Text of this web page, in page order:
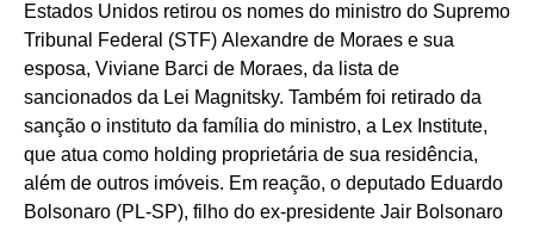
Estados Unidos retirou os nomes do ministro do Supremo
Tribunal Federal (STF) Alexandre de Moraes e sua
esposa, Viviane Barci de Moraes, da lista de
sancionados da Lei Magnitsky. Também foi retirado da
sanção o instituto da família do ministro, a Lex Institute,
que atua como holding proprietária de sua residência,
além de outros imóveis. Em reação, o deputado Eduardo
Bolsonaro (PL-SP), filho do ex-presidente Jair Bolsonaro